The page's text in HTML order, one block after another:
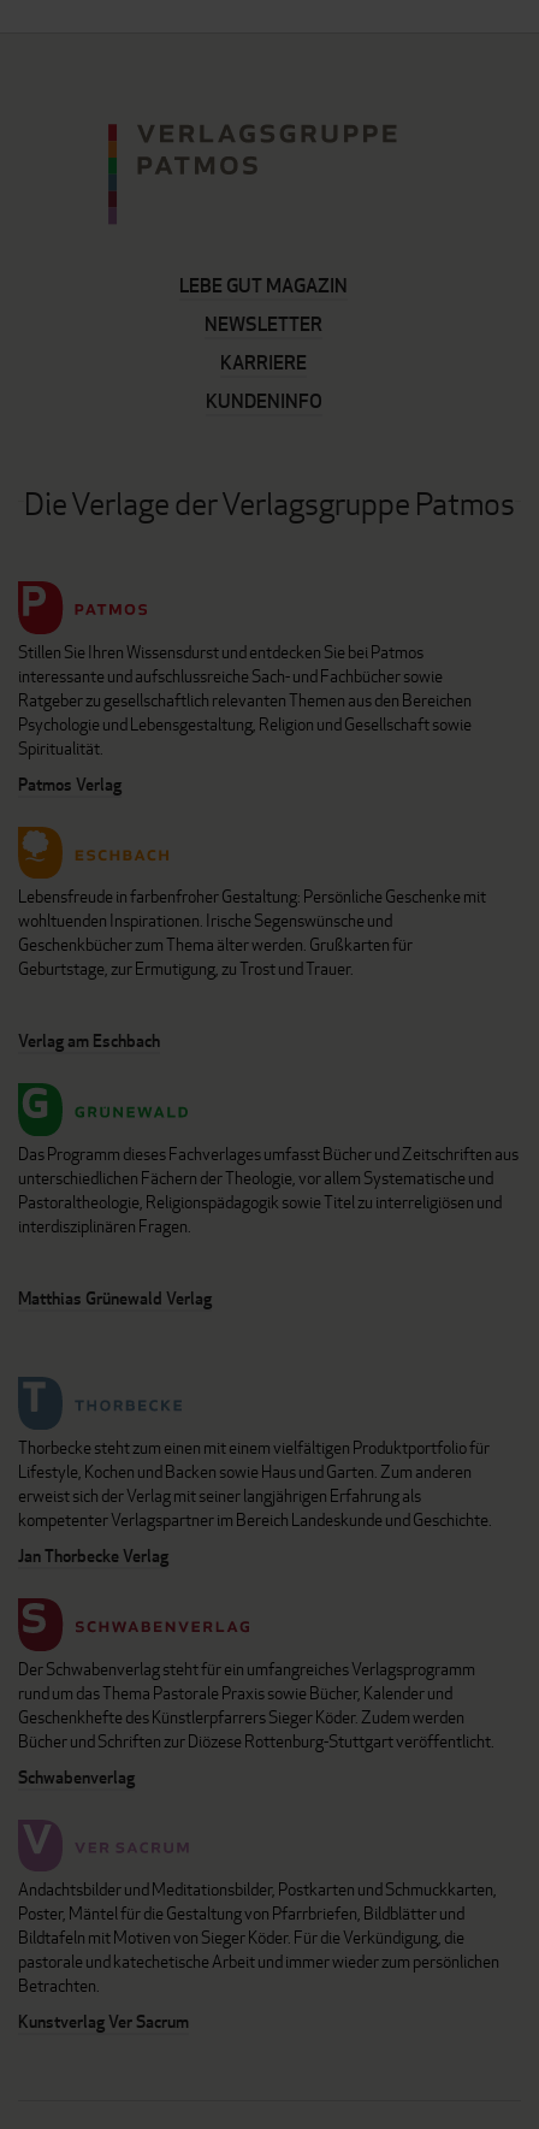
LEBE GUT MAGAZIN
NEWSLETTER
KARRIERE
KUNDENINFO
Die Verlage der Verlagsgruppe Patmos
Stillen Sie Ihren Wissensdurst und entdecken Sie bei Patmos
interessante und aufschlussreiche Sach- und Fachbücher sowie
Ratgeber zu gesellschaftlich relevanten Themen aus den Bereichen
Psychologie und Lebensgestaltung, Religion und Gesellschaft sowie
Spiritualität.
Patmos Verlag
Lebensfreude in farbenfroher Gestaltung: Persönliche Geschenke mit
wohltuenden Inspirationen. Irische Segenswünsche und
Geschenkbücher zum Thema älter werden. Grußkarten für
Geburtstage, zur Ermutigung, zu Trost und Trauer.
Verlag am Eschbach
Das Programm dieses Fachverlages umfasst Bücher und Zeitschriften aus
unterschiedlichen Fächern der Theologie, vor allem Systematische und
Pastoraltheologie, Religionspädagogik sowie Titel zu interreligiösen und
interdisziplinären Fragen.
Matthias Grünewald Verlag
Thorbecke steht zum einen mit einem vielfältigen Produktportfolio für
Lifestyle, Kochen und Backen sowie Haus und Garten. Zum anderen
erweist sich der Verlag mit seiner langjährigen Erfahrung als
kompetenter Verlagspartner im Bereich Landeskunde und Geschichte.
Jan Thorbecke Verlag
Der Schwabenverlag steht für ein umfangreiches Verlagsprogramm
rund um das Thema Pastorale Praxis sowie Bücher, Kalender und
Geschenkhefte des Künstlerpfarrers Sieger Köder. Zudem werden
Bücher und Schriften zur Diözese Rottenburg-Stuttgart veröffentlicht.
Schwabenverlag
Andachtsbilder und Meditationsbilder, Postkarten und Schmuckkarten,
Poster, Mäntel für die Gestaltung von Pfarrbriefen, Bildblätter und
Bildtafeln mit Motiven von Sieger Köder. Für die Verkündigung, die
pastorale und katechetische Arbeit und immer wieder zum persönlichen
Betrachten.
Kunstverlag Ver Sacrum